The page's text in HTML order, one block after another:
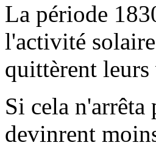
La période
l'activité
quittèrent
Si cela
devinrent